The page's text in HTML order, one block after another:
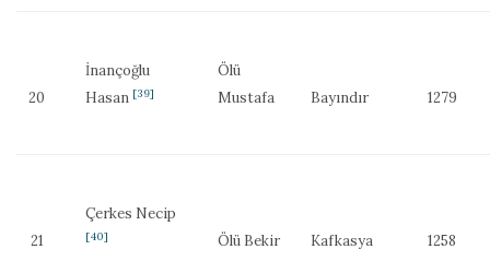
20
İnançoğlu
Hasan [39]
Ölü
Mustafa
Bayındır 1279
21
Çerkes Necip
[40] Ölü Bekir Kafkasya 1258